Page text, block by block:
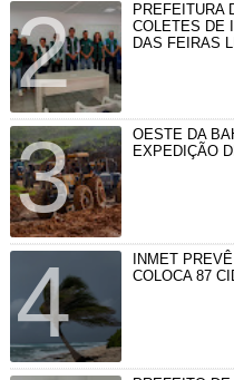
PREFEITURA
COLETES DE
DAS FEIRAS
OESTE DA
EXPEDIÇÃO
INMET
COLOCA 87